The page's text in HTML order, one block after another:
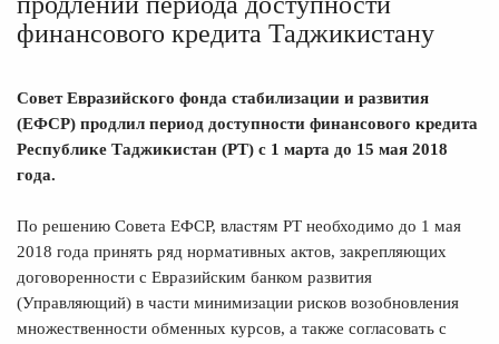
финансового кредита Таджикистану
Совет Евразийского фонда стабилизации и развития
(ЕФСР) продлил период доступности финансового кредита
Республике Таджикистан (РТ) с 1 марта до 15 мая 2018
года.
По решению Совета ЕФСР, властям РТ необходимо до 1 мая
2018 года принять ряд нормативных актов, закрепляющих
договоренности с Евразийским банком развития
(Управляющий) в части минимизации рисков возобновления
множественности обменных курсов, а также согласовать с